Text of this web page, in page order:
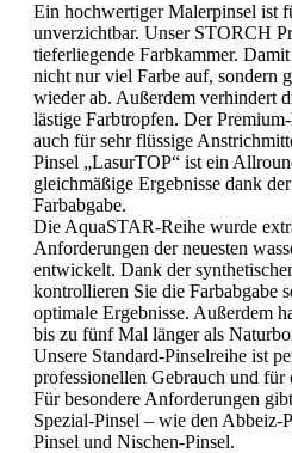
Ein hochwertiger Malerpinsel ist
unverzichtbar. Unser STORCH
tieferliegende Farbkammer.
nicht nur viel Farbe auf, sondern
wieder ab. Außerdem verhindert
lästige Farbtropfen. Der
auch für sehr flüssige
Pinsel „LasurTOP“ ist ein
gleichmäßige Ergebnisse dank
Farbabgabe.
Die AquaSTAR-Reihe wurde
Anforderungen der neuesten
entwickelt. Dank der
kontrollieren Sie die Farbabgabe
optimale Ergebnisse. Außerdem
bis zu fünf Mal länger als
Unsere Standard-Pinselreihe ist
professionellen Gebrauch und für
Für besondere Anforderungen
Spezial-Pinsel – wie den Abbeiz-
Pinsel und Nischen-Pinsel.